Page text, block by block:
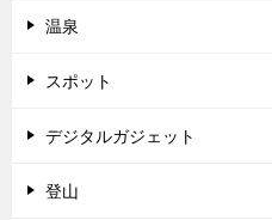
温泉
スポット
デジタルガジェット
登山